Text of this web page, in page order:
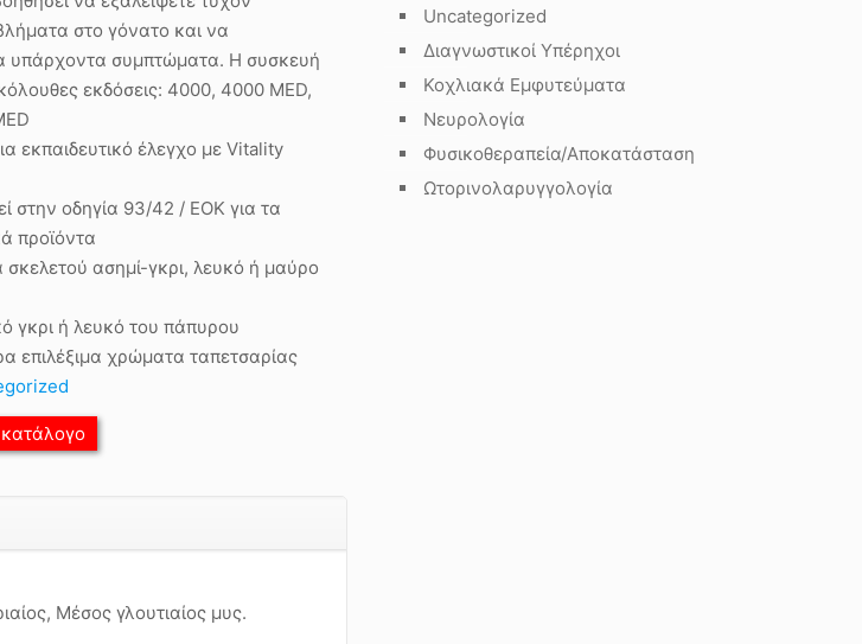
στο γόνατο και να
υπάρχοντα συμπτώματα. Η συσκευή
εκδόσεις: 4000, 4000 MED,
εκπαιδευτικό έλεγχο με Vitality
στην οδηγία 93/42 / ΕΟΚ για τα
προϊόντα
ασημί-γκρι, λευκό ή μαύρο
γκρι ή λευκό του πάπυρου
επιλέξιμα χρώματα ταπετσαρίας
Μέσος γλουτιαίος μυς.
Uncategorized
Διαγνωστικοί Υπέρηχοι
Κοχλιακά Εμφυτεύματα
Νευρολογία
Φυσικοθεραπεία/Αποκατάσταση
Ωτορινολαρυγγολογία